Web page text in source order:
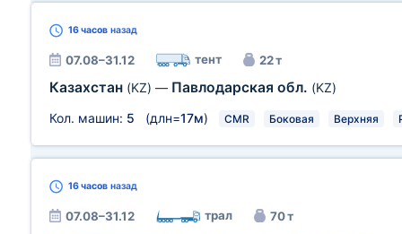
16 часов назад
07.08–31.12 тент 22 т
Казахстан (KZ) — Павлодарская обл. (KZ)
Кол. машин: 5 (длн=17м) CMR Боковая Верхняя
16 часов назад
07.08–31.12 трал 70 т